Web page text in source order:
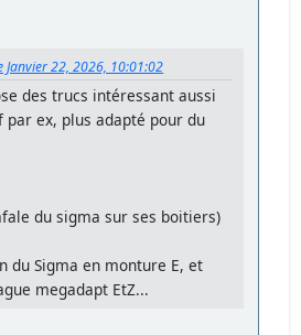
Janvier 22, 2026, 10:01:02
des trucs intéressant aussi
par ex, plus adapté pour du
du sigma sur ses boitiers)
du Sigma en monture E, et
megadapt EtZ...